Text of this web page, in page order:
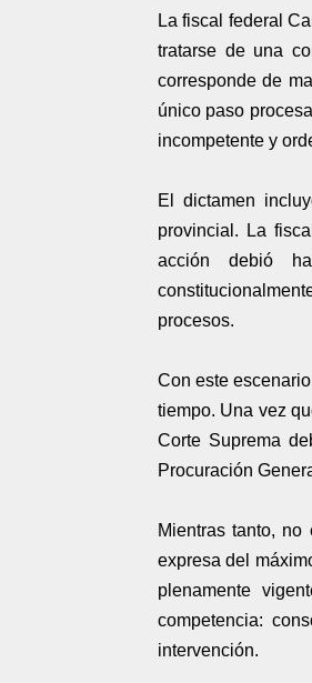
La fiscal federal
tratarse de una
corresponde de
único paso
incompetente y
El dictamen
provincial. La
acción debió
procesos.
Con este
tiempo. Una vez
Corte Suprema
Procuración
Mientras tanto,
expresa del
plenamente
competencia:
intervención.